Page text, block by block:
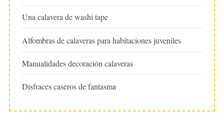
Una calavera de washi tape
Alfombras de calaveras para habitaciones juveniles
Manualidades decoración calaveras
Disfraces caseros de fantasma